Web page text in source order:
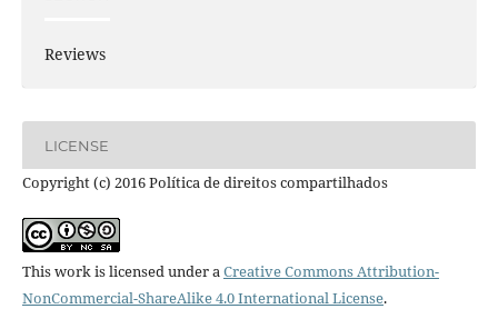
Reviews
LICENSE
Copyright (c) 2016 Política de direitos compartilhados
This work is licensed under aCreative Commons Attribution-
NonCommercial-ShareAlike 4.0 International License.